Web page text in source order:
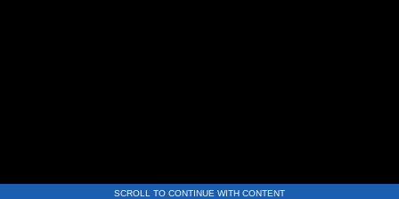
SCROLL TO CONTINUE WITH CONTENT